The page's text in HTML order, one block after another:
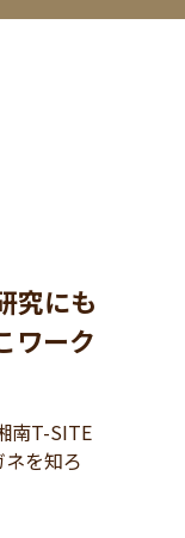
究にも
ワーク
南T-SITE
を知ろ